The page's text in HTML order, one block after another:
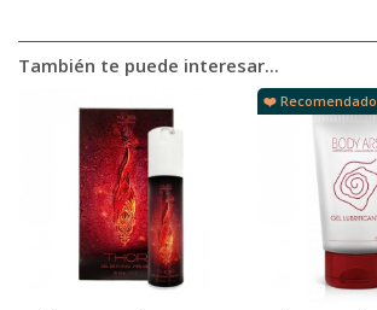
También te puede interesar...
❤️ Recomendado